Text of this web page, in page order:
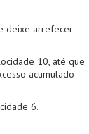
deixe arrefecer
10, até que
acumulado
6.